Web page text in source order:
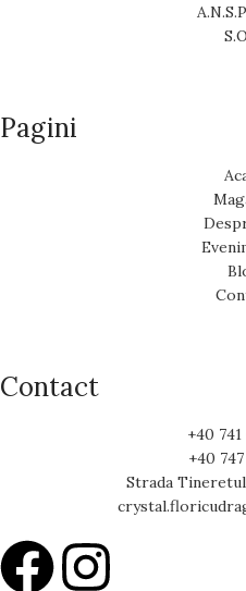
Pagini
Contact
+40
+40
Strada